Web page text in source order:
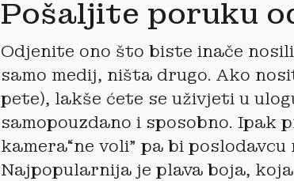
Pošaljite poruku
Odjenite ono što biste inače
samo medij, ništa drugo. Ako
pete), lakše ćete se uživjeti u
samopouzdano i sposobno. Ipak
kamera“ne voli” pa bi
Najpopularnija je plava boja,